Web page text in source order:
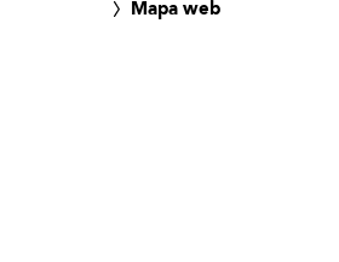
Mapa web